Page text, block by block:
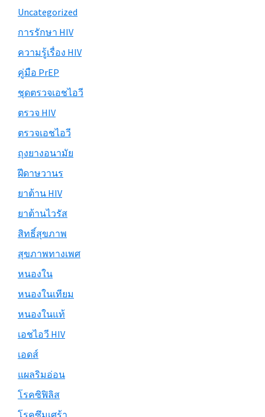
Uncategorized
การรักษา HIV
ความรู้เรื่อง HIV
คู่มือ PrEP
ชุดตรวจเอชไอวี
ตรวจ HIV
ตรวจเอชไอวี
ถุงยางอนามัย
ฝีดาษวานร
ยาต้าน HIV
ยาต้านไวรัส
สิทธิ์สุขภาพ
สุขภาพทางเพศ
หนองใน
หนองในเทียม
หนองในแท้
เอชไอวี HIV
เอดส์
แผลริมอ่อน
โรคซิฟิลิส
โรคซึมเศร้า